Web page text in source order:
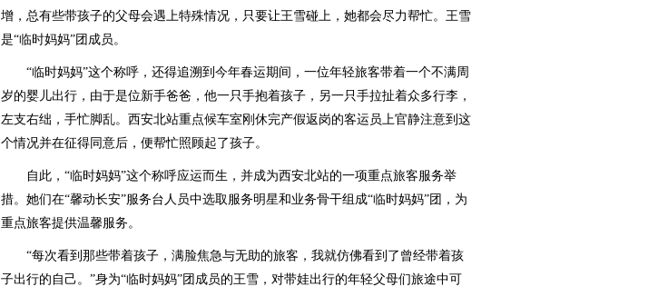
增，总有些带孩子的父母会遇上特殊情况，只要让王雪碰上，她都会尽力帮忙。王雪
是“临时妈妈”团成员。
“临时妈妈”这个称呼，还得追溯到今年春运期间，一位年轻旅客带着一个不满周
岁的婴儿出行，由于是位新手爸爸，他一只手抱着孩子，另一只手拉扯着众多行李，
左支右绌，手忙脚乱。西安北站重点候车室刚休完产假返岗的客运员上官静注意到这
个情况并在征得同意后，便帮忙照顾起了孩子。
自此，“临时妈妈”这个称呼应运而生，并成为西安北站的一项重点旅客服务举
措。她们在“馨动长安”服务台人员中选取服务明星和业务骨干组成“临时妈妈”团，为
重点旅客提供温馨服务。
“每次看到那些带着孩子，满脸焦急与无助的旅客，我就仿佛看到了曾经带着孩
子出行的自己。”身为“临时妈妈”团成员的王雪，对带娃出行的年轻父母们旅途中可